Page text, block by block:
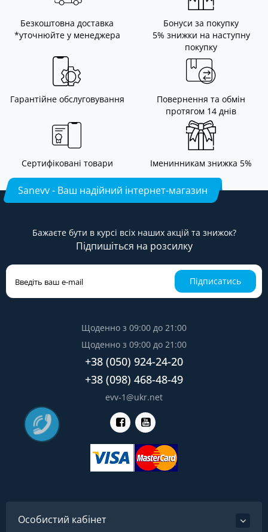
Безкоштовна доставка
*уточнюйте у менеджера
Бонуси за покупку
5% знижки на наступну
покупку
Гарантійне обслуговування
Повернення та обмін
протягом 14 днів
Сертифіковані товари Іменинникам знижка 5%
Sanevv - Ваш надійний інтернет-магазин
Бажаєте бути в курсі всіх наших акцій та знижок?
Підпишіться на розсилку
Підписатись
Щоденно з 09:00 до 21:00
Щоденно з 09:00 до 21:00
+38 (050) 924-24-20
+38 (098) 468-48-49
evv-1@ukr.net
Особистий кабінет